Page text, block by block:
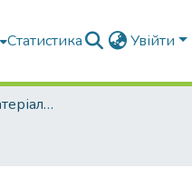
Статистика Увійти
Конференції та матеріали конференцій